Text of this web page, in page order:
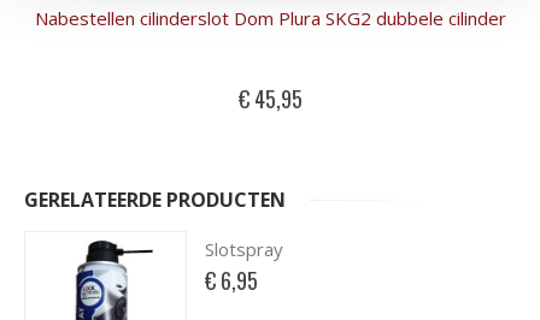
Nabestellen cilinderslot Dom Plura SKG2 dubbele cilinder
€ 45,95
GERELATEERDE PRODUCTEN
Slotspray
€ 6,95